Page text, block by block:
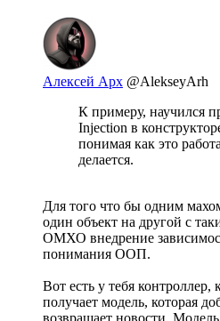
Алексей Арх @AlekseyArh
К примеру, научился
Injection в
понимая как это
делается.
Для того что бы одним
один объект на другой с
ОМХО внедрение
понимания ООП.
Вот есть у тебя контроллер,
получает модель, которая